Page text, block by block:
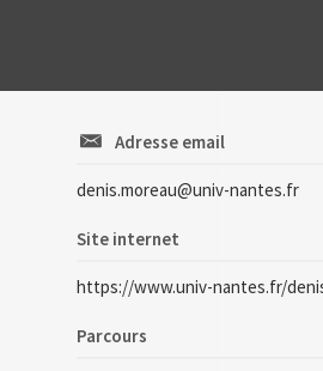
Adresse email
denis.moreau@univ-nantes.fr
Site internet
https://www.univ-nantes.fr/
Parcours